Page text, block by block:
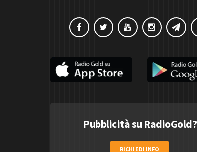
Pubblicità su RadioGold?
RICHIEDI INFO